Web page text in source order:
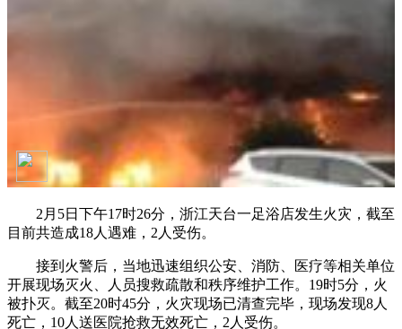
2月5日下午17时26分，浙江天台一足浴店发生火灾，截至
目前共造成18人遇难，2人受伤。
接到火警后，当地迅速组织公安、消防、医疗等相关单位
开展现场灭火、人员搜救疏散和秩序维护工作。19时5分，火
被扑灭。截至20时45分，火灾现场已清查完毕，现场发现8人
死亡，10人送医院抢救无效死亡，2人受伤。